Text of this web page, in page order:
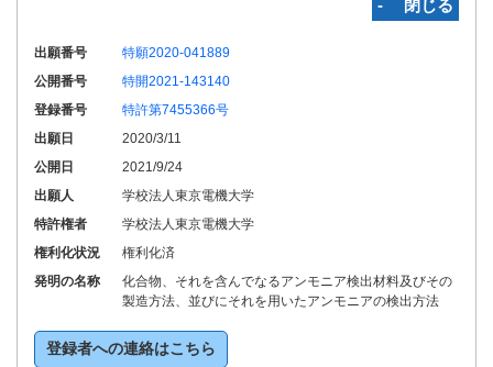
‐ 閉じる
出願番号
特願2020-041889
公開番号
特開2021-143140
登録番号
特許第7455366号
出願日
2020/3/11
公開日
2021/9/24
出願人
学校法人東京電機大学
特許権者
学校法人東京電機大学
権利化状況
権利化済
発明の名称
化合物、それを含んでなるアンモニア検出材料及びその
製造方法、並びにそれを用いたアンモニアの検出方法
登録者への連絡はこちら